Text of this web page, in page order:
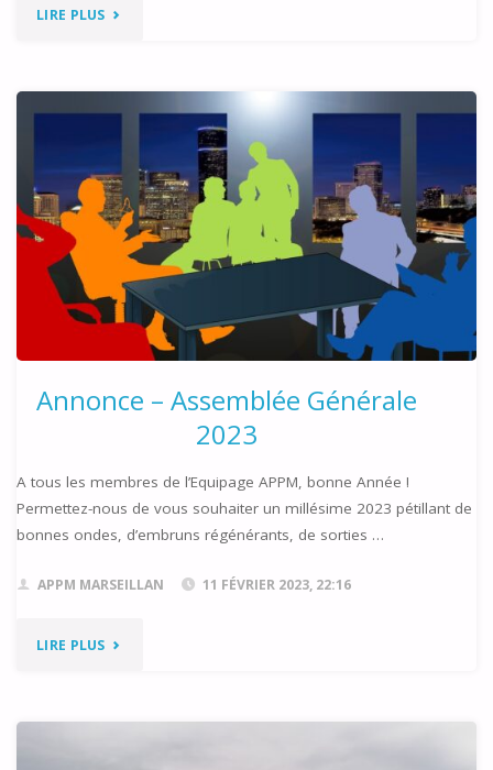
LIRE PLUS"COMPTE-
PORTUAIRE
DU
FÉVRIER
2023"
Annonce – Assemblée Générale
2023
A tous les membres de l’Equipage APPM, bonne Année !
Permettez-nous de vous souhaiter un millésime 2023 pétillant de
bonnes ondes, d’embruns régénérants, de sorties …
APPM MARSEILLAN 11 FÉVRIER 2023, 22:16
LIRE PLUS"ANNONCE